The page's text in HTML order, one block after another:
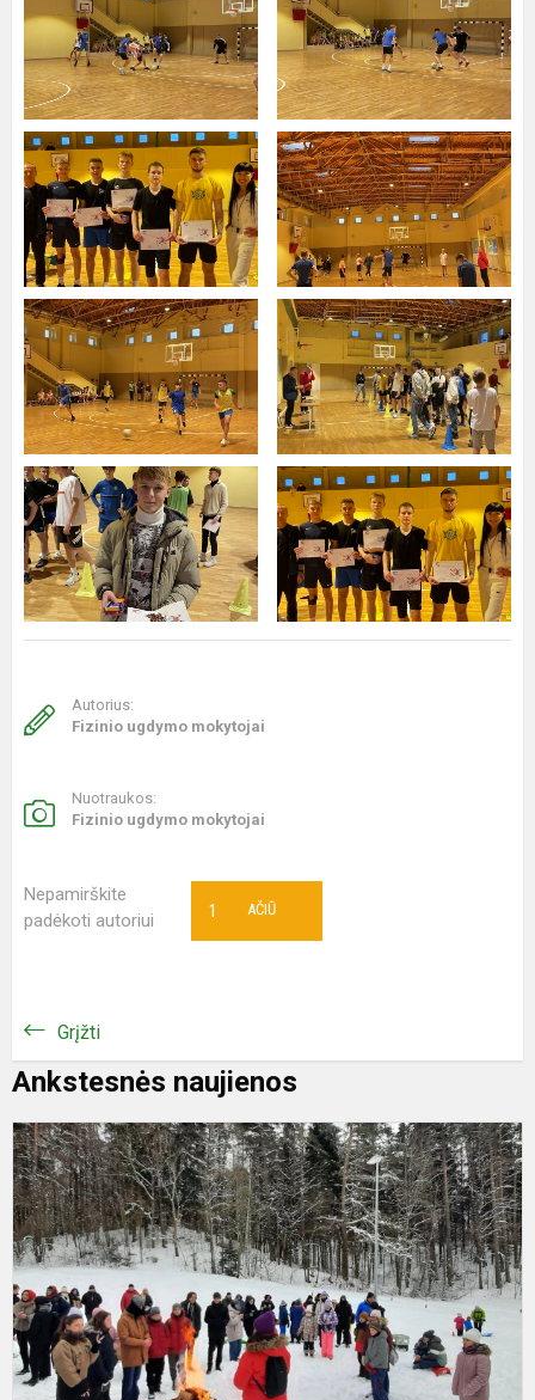
Autorius:
Fizinio ugdymo mokytojai
Nuotraukos:
Fizinio ugdymo mokytojai
Nepamirškite
padėkoti autoriui
AČIŪ
1
Grįžti
Ankstesnės naujienos